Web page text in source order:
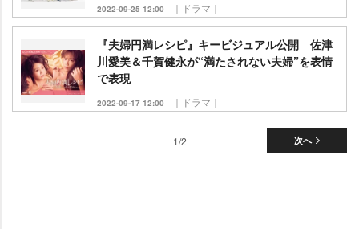
2022-09-25 12:00 ｜ドラマ｜
『夫婦円満レシピ』キービジュアル公開 佐津
川愛美＆千賀健永が“満たされない夫婦”を表情
で表現
2022-09-17 12:00 ｜ドラマ｜
次へ
1/2